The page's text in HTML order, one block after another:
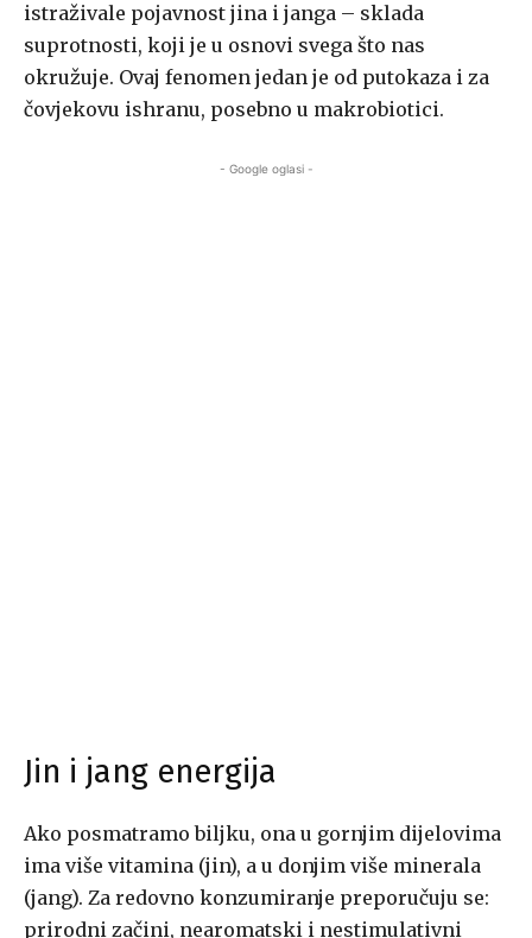
istraživale pojavnost jina i janga – sklada
suprotnosti, koji je u osnovi svega što nas
okružuje. Ovaj fenomen jedan je od putokaza i za
čovjekovu ishranu, posebno u makrobiotici.
- Google oglasi -
Jin i jang energija
Ako posmatramo biljku, ona u gornjim dijelovima
ima više vitamina (jin), a u donjim više minerala
(jang). Za redovno konzumiranje preporučuju se:
prirodni začini, nearomatski i nestimulativni